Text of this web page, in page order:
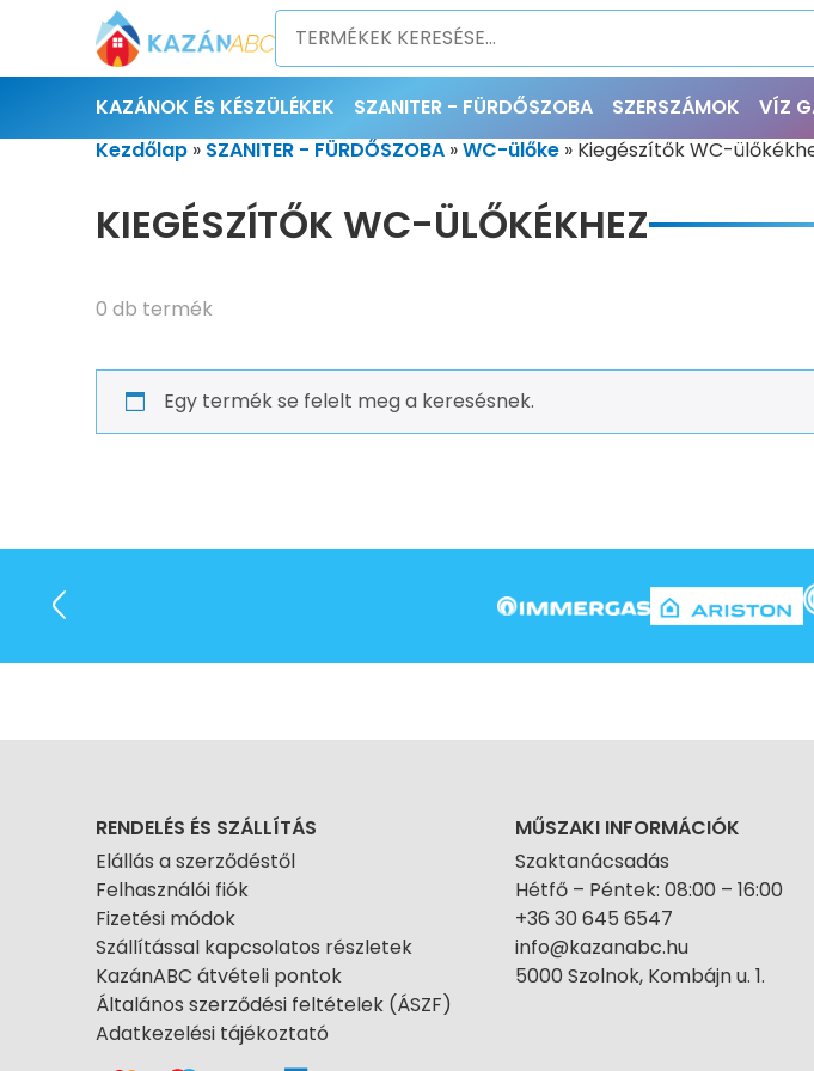
KAZÁNOK ÉS KÉSZÜLÉKEK SZANITER - FÜRDŐSZOBA SZERSZÁMOK VÍZ
Kezdőlap » SZANITER - FÜRDŐSZOBA »WC-ülőke » Kiegészítők WC-
KIEGÉSZÍTŐK WC-ÜLŐKÉKHEZ
0 db termék
Egy termék se felelt meg a keresésnek.
RENDELÉS ÉS SZÁLLÍTÁS
Elállás a szerződéstől
Felhasználói fiók
Fizetési módok
Szállítással kapcsolatos részletek
KazánABC átvételi pontok
Általános szerződési feltételek (ÁSZF)
Adatkezelési tájékoztató
MŰSZAKI INFORMÁCIÓK
Szaktanácsadás
Hétfő – Péntek: 08:00 – 16:00
+36 30 645 6547
info@kazanabc.hu
5000 Szolnok, Kombájn u. 1.